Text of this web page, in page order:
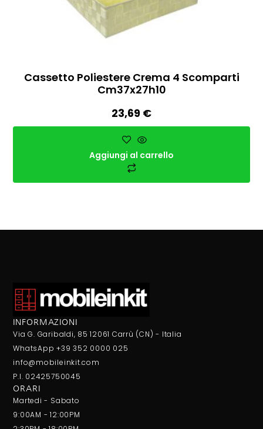
Cassetto Poliestere Crema 4 Scomparti
Cm37x27h10
23,69 €
Aggiungi al carrello
INFORMAZIONI
Via G. Garibaldi, 85 12061 Carrù (CN) - Italia
WhatsApp +39 352 0000 025
info@mobileinkit.com
P.I. 02425750045
ORARI
Martedi - Sabato
9:00AM - 12:00PM